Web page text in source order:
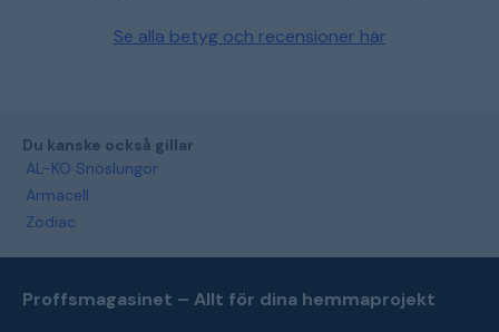
Se alla betyg och recensioner här
Du kanske också gillar
AL-KO Snöslungor
Armacell
Zodiac
Proffsmagasinet – Allt för dina hemmaprojekt